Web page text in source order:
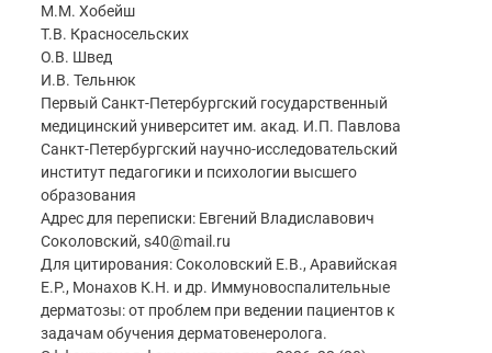
М.М. Хобейш
Т.В. Красносельских
О.В. Швед
И.В. Тельнюк
Первый Санкт-Петербургский государственный
медицинский университет им. акад. И.П. Павлова
Санкт-Петербургский научно-исследовательский
институт педагогики и психологии высшего
образования
Адрес для переписки: Евгений Владиславович
Соколовский, s40@mail.ru
Для цитирования: Соколовский Е.В., Аравийская
Е.Р., Монахов К.Н. и др. Иммуновоспалительные
дерматозы: от проблем при ведении пациентов к
задачам обучения дерматовенеролога.